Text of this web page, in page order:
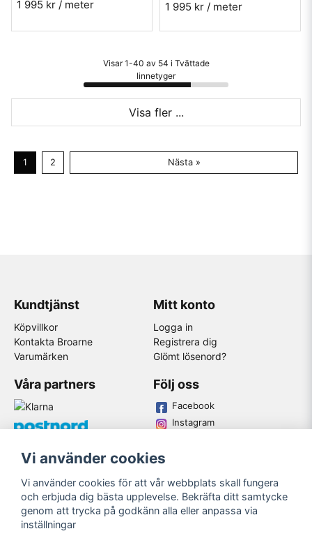
1 995 kr / meter 1 995 kr / meter
Visar 1-40 av 54 i Tvättade
linnetyger
Visa fler ...
1 2 Nästa »
Kundtjänst
Köpvillkor
Kontakta Broarne
Varumärken
Mitt konto
Logga in
Registrera dig
Glömt lösenord?
Våra partners Följ oss
Facebook
Instagram
© Copyright
Vi använder cookies
Vi använder cookies för att vår webbplats skall fungera
och erbjuda dig bästa upplevelse. Bekräfta ditt samtycke
genom att trycka på godkänn alla eller anpassa via
inställningar